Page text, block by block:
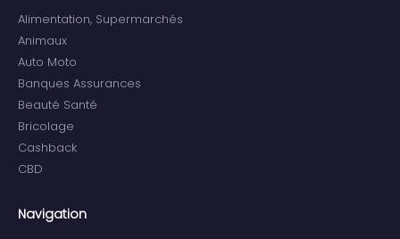
Alimentation, Supermarchés
Animaux
Auto Moto
Banques Assurances
Beauté Santé
Bricolage
Cashback
CBD
Navigation